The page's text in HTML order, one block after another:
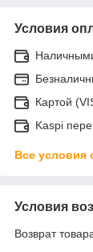
Условия
Картой
Kaspi
Все условия
Условия
Возврат